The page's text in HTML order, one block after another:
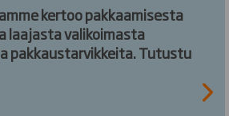
kertoo pakkaamisesta
laajasta valikoimasta
pakkaustarvikkeita. Tutustu